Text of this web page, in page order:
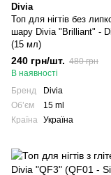
Divia
Топ для нігтів без
шару Divia "Brilliant" -
(15 мл)
240 грн/шт. 480 грн
В наявності
Бренд
Divia
Обʼєм
15 ml
Країна Україна